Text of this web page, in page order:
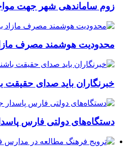
زوم ساماندهی شهر جهت
محدودیت هوشمند مصرف
خبرنگاران باید صدای
دستگاه‌های دولتی فارس